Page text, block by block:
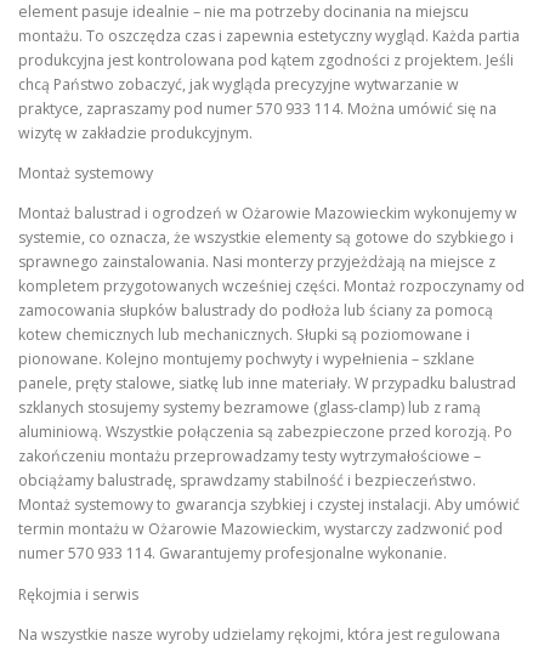
element pasuje idealnie – nie ma potrzeby docinania na miejscu
montażu. To oszczędza czas i zapewnia estetyczny wygląd. Każda partia
produkcyjna jest kontrolowana pod kątem zgodności z projektem. Jeśli
chcą Państwo zobaczyć, jak wygląda precyzyjne wytwarzanie w
praktyce, zapraszamy pod numer 570 933 114. Można umówić się na
wizytę w zakładzie produkcyjnym.
Montaż systemowy
Montaż balustrad i ogrodzeń w Ożarowie Mazowieckim wykonujemy w
systemie, co oznacza, że wszystkie elementy są gotowe do szybkiego i
sprawnego zainstalowania. Nasi monterzy przyjeżdżają na miejsce z
kompletem przygotowanych wcześniej części. Montaż rozpoczynamy od
zamocowania słupków balustrady do podłoża lub ściany za pomocą
kotew chemicznych lub mechanicznych. Słupki są poziomowane i
pionowane. Kolejno montujemy pochwyty i wypełnienia – szklane
panele, pręty stalowe, siatkę lub inne materiały. W przypadku balustrad
szklanych stosujemy systemy bezramowe (glass-clamp) lub z ramą
aluminiową. Wszystkie połączenia są zabezpieczone przed korozją. Po
zakończeniu montażu przeprowadzamy testy wytrzymałościowe –
obciążamy balustradę, sprawdzamy stabilność i bezpieczeństwo.
Montaż systemowy to gwarancja szybkiej i czystej instalacji. Aby umówić
termin montażu w Ożarowie Mazowieckim, wystarczy zadzwonić pod
numer 570 933 114. Gwarantujemy profesjonalne wykonanie.
Rękojmia i serwis
Na wszystkie nasze wyroby udzielamy rękojmi, która jest regulowana